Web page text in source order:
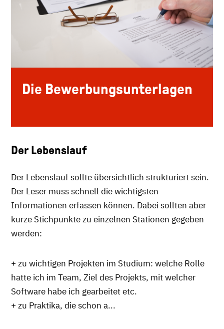
Die Bewerbungsunterlagen
Der Lebenslauf
Der Lebenslauf sollte übersichtlich strukturiert sein.
Der Leser muss schnell die wichtigsten
Informationen erfassen können. Dabei sollten aber
kurze Stichpunkte zu einzelnen Stationen gegeben
werden:
+ zu wichtigen Projekten im Studium: welche Rolle
hatte ich im Team, Ziel des Projekts, mit welcher
Software habe ich gearbeitet etc.
+ zu Praktika, die schon a...